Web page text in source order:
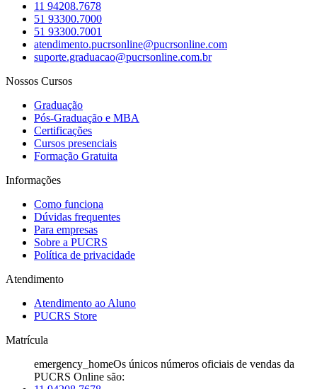
11 94208.7678
51 93300.7000
51 93300.7001
atendimento.pucrsonline@pucrsonline.com
suporte.graduacao@pucrsonline.com.br
Nossos Cursos
Graduação
Pós-Graduação e MBA
Certificações
Cursos presenciais
Formação Gratuita
Informações
Como funciona
Dúvidas frequentes
Para empresas
Sobre a PUCRS
Política de privacidade
Atendimento
Atendimento ao Aluno
PUCRS Store
Matrícula
emergency_homeOs únicos números oficiais de vendas da
PUCRS Online são: